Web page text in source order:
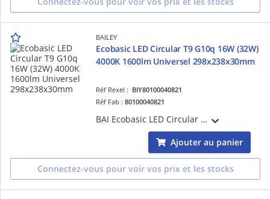
BAILEY
Ecobasic LED Circular T9 G10q 16W (32W)
4000K 1600lm Universel 298x238x30mm
Réf Rexel : BIY80100040821
Réf Fab :80100040821
BAI Ecobasic LED Circular T9 G10q 16W (32W) 4000K 1600lm - Branchement sur ballast ferromagnétique existant ou direct secteur AC 298x238x30mm 230V-240V 120° Alt T32R TLE Circline
Ajouter au panier
Connectez-vous pour voir vos prix et les stocks